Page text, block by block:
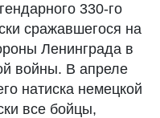
330-го
сражавшегося на
Ленинграда в
войны. В апреле
натиска немецкой
все бойцы,